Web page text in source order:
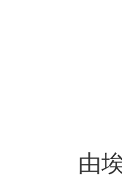
由